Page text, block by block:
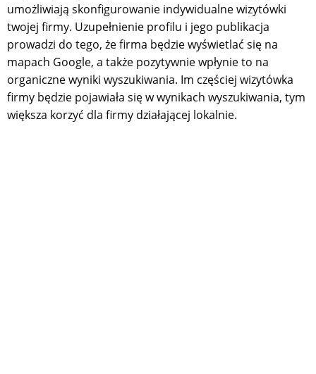
umożliwiają skonfigurowanie indywidualne wizytówki
twojej firmy. Uzupełnienie profilu i jego publikacja
prowadzi do tego, że firma będzie wyświetlać się na
mapach Google, a także pozytywnie wpłynie to na
organiczne wyniki wyszukiwania. Im częściej wizytówka
firmy będzie pojawiała się w wynikach wyszukiwania, tym
większa korzyć dla firmy działającej lokalnie.